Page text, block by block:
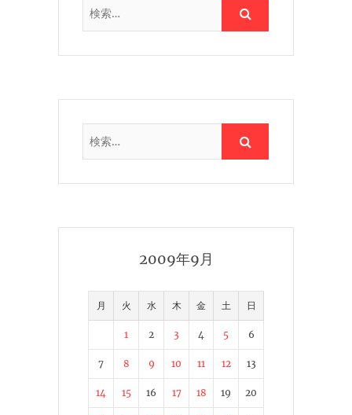
2009年9月
月 火 水 木 金 土 日
1 2 3 4 5 6
7 8 9 10 11 12 13
14 15 16 17 18 19 20